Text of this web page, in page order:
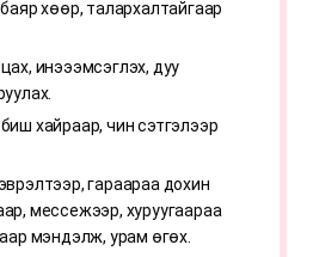
хөөр, талархалтайгаар
инэээмсэглэх, дуу
хайраар, чин сэтгэлээр
гараараа дохин
мессежээр, хуруугаараа
мэндэлж, урам өгөх.